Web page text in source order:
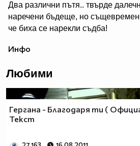
Два различни пътя.. твърде
наречени бъдеще, но
че биха се нарекли съдба!
Инфо
Любими
Гергана - Благодаря ти (
Текст